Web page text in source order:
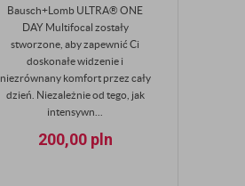
Bausch+Lomb ULTRA® ONE
DAY Multifocal zostały
stworzone, aby zapewnić Ci
doskonałe widzenie i
niezrównany komfort przez cały
dzień. Niezależnie od tego, jak
intensywn...
200,00 pln